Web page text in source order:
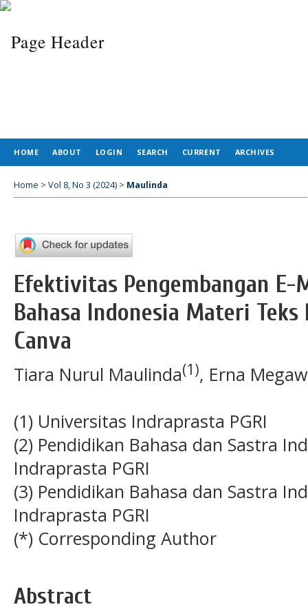
HOME ABOUT LOGIN SEARCH CURRENT ARCHIVES
Home > Vol 8, No 3 (2024) > Maulinda
Efektivitas Pengembangan
Bahasa Indonesia Materi
Canva
Tiara Nurul Maulinda(1), Erna
(1) Universitas Indraprasta PGRI
(2) Pendidikan Bahasa dan Sastra
Indraprasta PGRI
(3) Pendidikan Bahasa dan Sastra
Indraprasta PGRI
(*) Corresponding Author
Abstract